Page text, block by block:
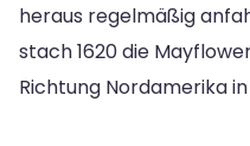
heraus regelmäßig
stach 1620 die
Richtung Nordamerika in